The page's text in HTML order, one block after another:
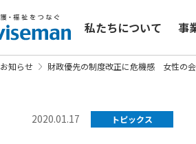
私たちについて 事
お知らせ 財政優先の制度改正に危機感 女性の
2020.01.17 トピックス